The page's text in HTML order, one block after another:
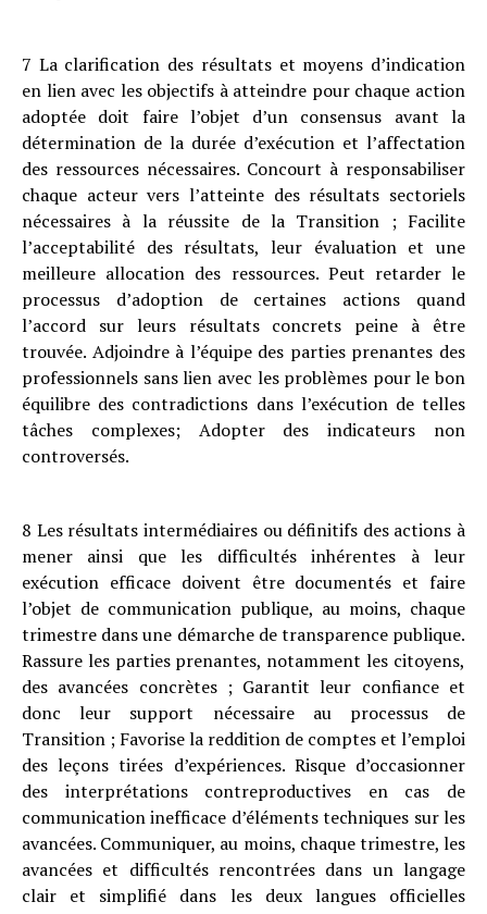
7 La clarification des résultats et moyens d’indication
en lien avec les objectifs à atteindre pour chaque action
adoptée doit faire l’objet d’un consensus avant la
détermination de la durée d’exécution et l’affectation
des ressources nécessaires. Concourt à responsabiliser
chaque acteur vers l’atteinte des résultats sectoriels
nécessaires à la réussite de la Transition ; Facilite
l’acceptabilité des résultats, leur évaluation et une
meilleure allocation des ressources. Peut retarder le
processus d’adoption de certaines actions quand
l’accord sur leurs résultats concrets peine à être
trouvée. Adjoindre à l’équipe des parties prenantes des
professionnels sans lien avec les problèmes pour le bon
équilibre des contradictions dans l’exécution de telles
tâches complexes; Adopter des indicateurs non
controversés.
8 Les résultats intermédiaires ou définitifs des actions à
mener ainsi que les difficultés inhérentes à leur
exécution efficace doivent être documentés et faire
l’objet de communication publique, au moins, chaque
trimestre dans une démarche de transparence publique.
Rassure les parties prenantes, notamment les citoyens,
des avancées concrètes ; Garantit leur confiance et
donc leur support nécessaire au processus de
Transition ; Favorise la reddition de comptes et l’emploi
des leçons tirées d’expériences. Risque d’occasionner
des interprétations contreproductives en cas de
communication inefficace d’éléments techniques sur les
avancées. Communiquer, au moins, chaque trimestre, les
avancées et difficultés rencontrées dans un langage
clair et simplifié dans les deux langues officielles